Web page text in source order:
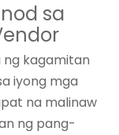
sa
kagamitan
iyong mga
na malinaw
ng pang-